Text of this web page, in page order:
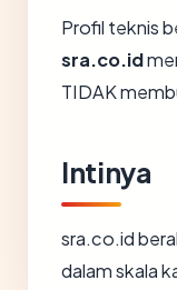
Profil teknis
sra.co.id
TIDAK
Intinya
sra.co.id
dalam skala